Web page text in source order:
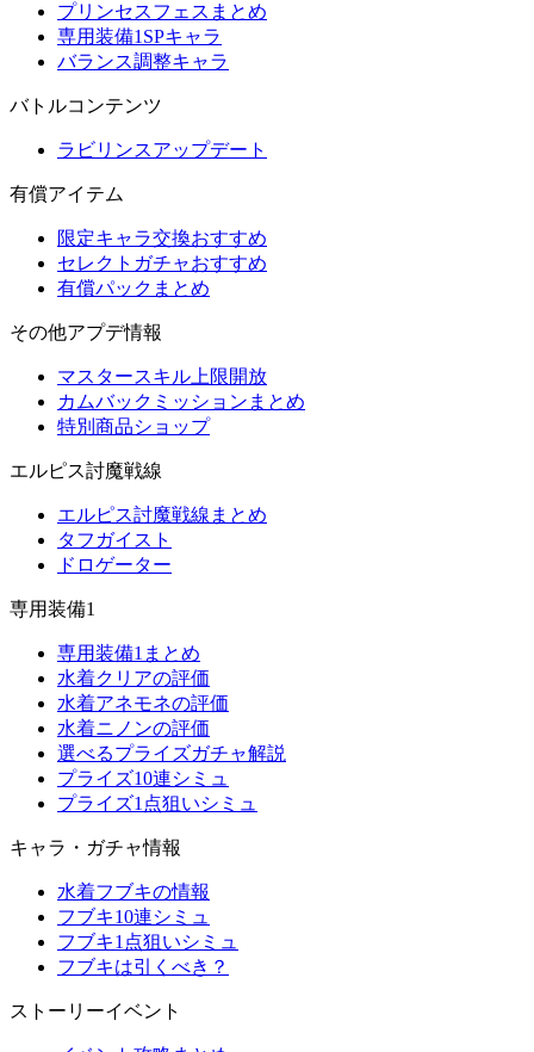
プリンセスフェスまとめ
専用装備1SPキャラ
バランス調整キャラ
バトルコンテンツ
ラビリンスアップデート
有償アイテム
限定キャラ交換おすすめ
セレクトガチャおすすめ
有償パックまとめ
その他アプデ情報
マスタースキル上限開放
カムバックミッションまとめ
特別商品ショップ
エルピス討魔戦線
エルピス討魔戦線まとめ
タフガイスト
ドロゲーター
専用装備1
専用装備1まとめ
水着クリアの評価
水着アネモネの評価
水着ニノンの評価
選べるプライズガチャ解説
プライズ10連シミュ
プライズ1点狙いシミュ
キャラ・ガチャ情報
水着フブキの情報
フブキ10連シミュ
フブキ1点狙いシミュ
フブキは引くべき？
ストーリーイベント